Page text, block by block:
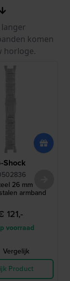
komen
horloge.
Shock
26 mm
armband
121,-
voorraad
Vergelijk
Product